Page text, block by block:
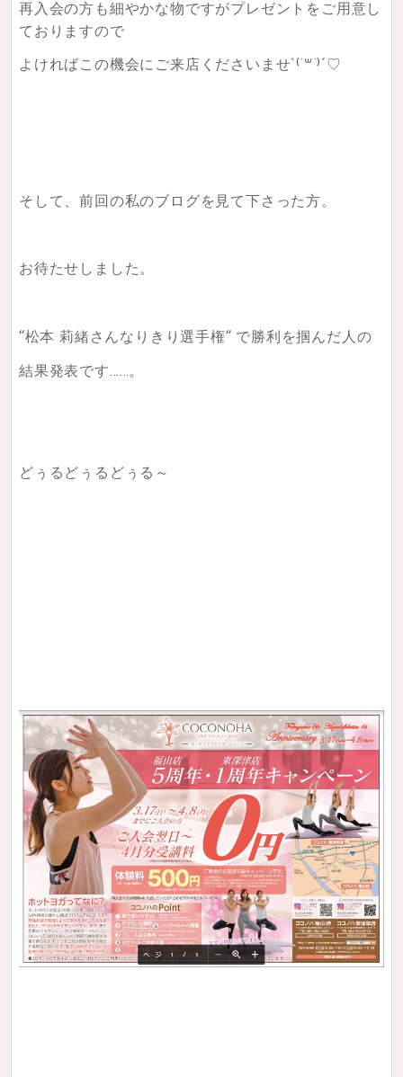
再入会の方も細やかな物ですがプレゼントをご用意し
ておりますので
よければこの機会にご来店くださいませ`⁽˙꒳˙⁾´♡
そして、前回の私のブログを見て下さった方。
お待たせしました。
‘‘松本 莉緒さんなりきり選手権‘‘ で勝利を掴んだ人の
結果発表です……。
どぅるどぅるどぅる～